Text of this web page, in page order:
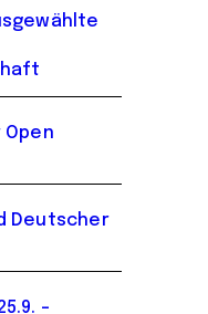
Open
Deutscher
–